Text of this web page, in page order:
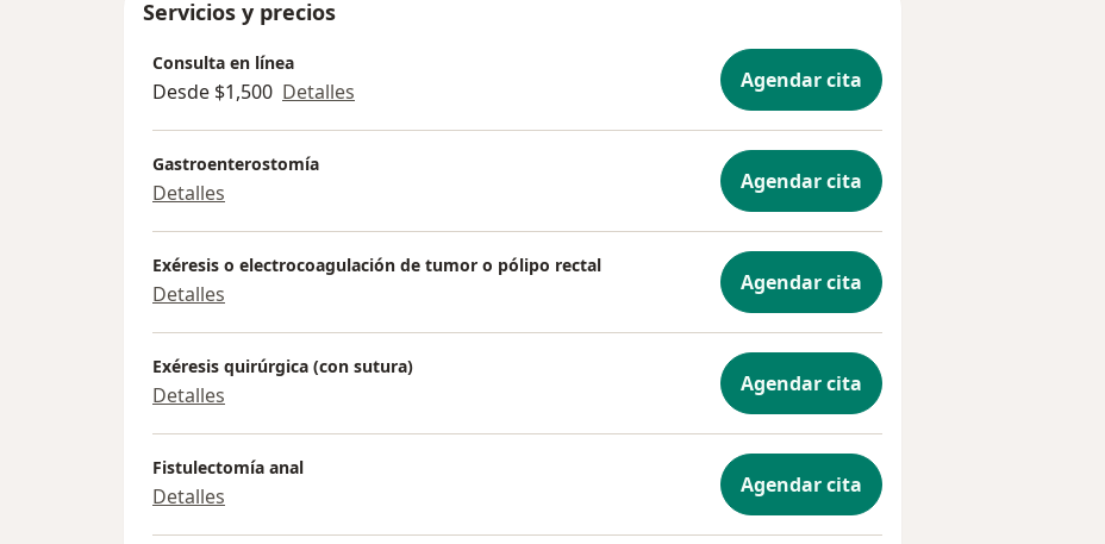
Servicios y precios
Consulta en línea
Desde $1,500 Detalles Agendar cita
Gastroenterostomía
Detalles Agendar cita
Exéresis o electrocoagulación de tumor o pólipo rectal
Detalles Agendar cita
Exéresis quirúrgica (con sutura)
Detalles Agendar cita
Fistulectomía anal
Detalles Agendar cita